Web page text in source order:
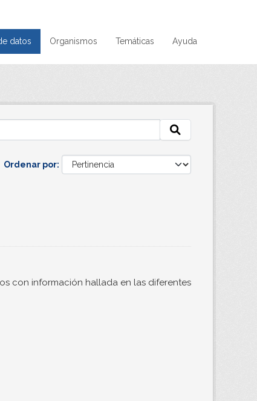
datos Organismos Temáticas Ayuda
Ordenar por
con información hallada en las diferentes